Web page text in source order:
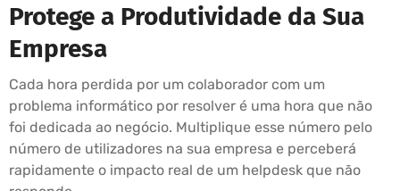
Protege a Produtividade da Sua
Empresa
Cada hora perdida por um colaborador com um
problema informático por resolver é uma hora que não
foi dedicada ao negócio. Multiplique esse número pelo
número de utilizadores na sua empresa e perceberá
rapidamente o impacto real de um helpdesk que não